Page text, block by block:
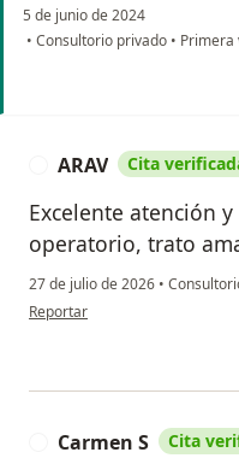
5 de junio de 2024
• Consultorio privado • Primera
ARAV Cita
Excelente atención
operatorio, trato
27 de julio de 2026 •
en opinión del usuario ARAV
Reportar
Carmen S Cita